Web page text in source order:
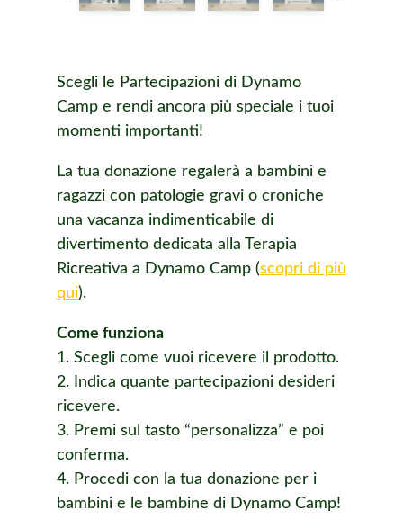
Scegli le Partecipazioni di Dynamo
Camp e rendi ancora più speciale i tuoi
momenti importanti!
La tua donazione regalerà a bambini e
ragazzi con patologie gravi o croniche
una vacanza indimenticabile di
divertimento dedicata alla Terapia
Ricreativa a Dynamo Camp (scopri di più
qui).
Come funziona
1. Scegli come vuoi ricevere il prodotto.
2. Indica quante partecipazioni desideri
ricevere.
3. Premi sul tasto “personalizza” e poi
conferma.
4. Procedi con la tua donazione per i
bambini e le bambine di Dynamo Camp!